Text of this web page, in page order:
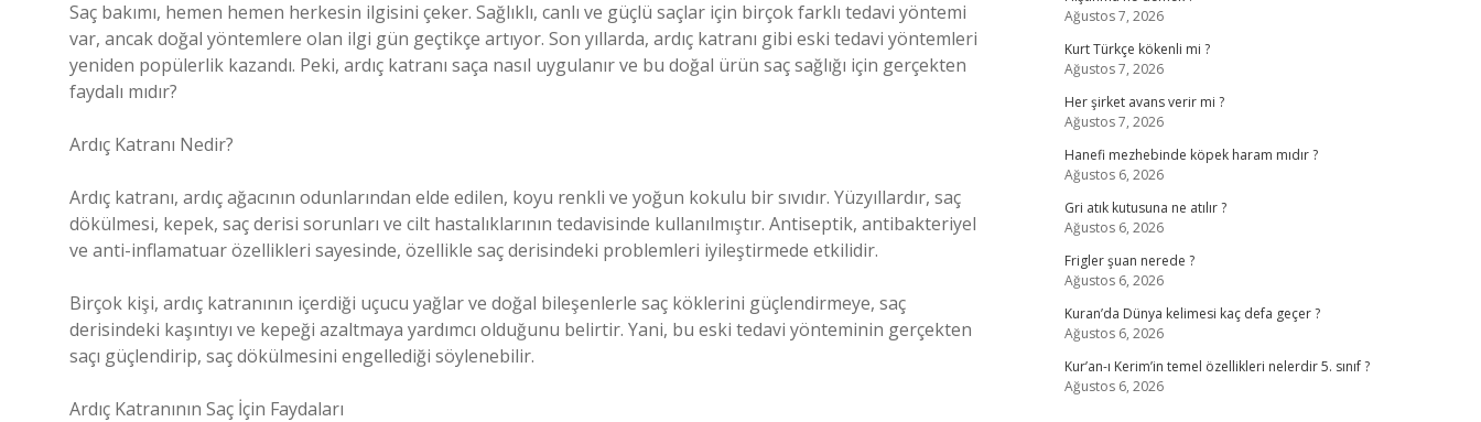
Saç bakımı, hemen hemen herkesin ilgisini çeker. Sağlıklı, canlı ve güçlü saçlar için birçok farklı tedavi yöntemi
var, ancak doğal yöntemlere olan ilgi gün geçtikçe artıyor. Son yıllarda, ardıç katranı gibi eski tedavi yöntemleri
yeniden popülerlik kazandı. Peki, ardıç katranı saça nasıl uygulanır ve bu doğal ürün saç sağlığı için gerçekten
faydalı mıdır?
Ardıç Katranı Nedir?
Ardıç katranı, ardıç ağacının odunlarından elde edilen, koyu renkli ve yoğun kokulu bir sıvıdır. Yüzyıllardır, saç
dökülmesi, kepek, saç derisi sorunları ve cilt hastalıklarının tedavisinde kullanılmıştır. Antiseptik, antibakteriyel
ve anti-inflamatuar özellikleri sayesinde, özellikle saç derisindeki problemleri iyileştirmede etkilidir.
Birçok kişi, ardıç katranının içerdiği uçucu yağlar ve doğal bileşenlerle saç köklerini güçlendirmeye, saç
derisindeki kaşıntıyı ve kepeği azaltmaya yardımcı olduğunu belirtir. Yani, bu eski tedavi yönteminin gerçekten
saçı güçlendirip, saç dökülmesini engellediği söylenebilir.
Ardıç Katranının Saç İçin Faydaları
Ağustos 7, 2026
Kurt Türkçe kökenli mi ?
Ağustos 7, 2026
Her şirket avans verir mi ?
Ağustos 7, 2026
Hanefi mezhebinde köpek haram mıdır ?
Ağustos 6, 2026
Gri atık kutusuna ne atılır ?
Ağustos 6, 2026
Frigler şuan nerede ?
Ağustos 6, 2026
Kuran’da Dünya kelimesi kaç defa geçer ?
Ağustos 6, 2026
Kur’an-ı Kerim’in temel özellikleri nelerdir 5. sınıf ?
Ağustos 6, 2026